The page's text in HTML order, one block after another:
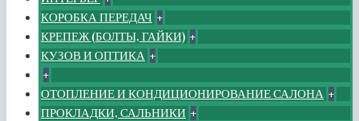
КОРОБКА ПЕРЕДАЧ +
КРЕПЕЖ (БОЛТЫ, ГАЙКИ) +
КУЗОВ И ОПТИКА +
+
ОТОПЛЕНИЕ И КОНДИЦИОНИРОВАНИЕ САЛОНА +
ПРОКЛАДКИ, САЛЬНИКИ +